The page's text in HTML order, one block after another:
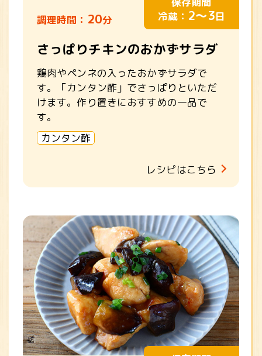
調理時間： 20分
冷蔵： 2～3日
さっぱりチキンのおかずサラダ
鶏肉やペンネの入ったおかずサラダで
す。「カンタン酢」でさっぱりといただ
けます。作り置きにおすすめの一品で
す。
カンタン酢
レシピはこちら